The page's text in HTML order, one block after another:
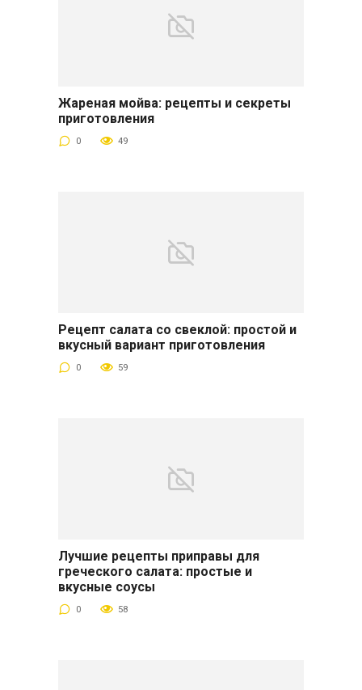
Жареная мойва: рецепты и секреты
приготовления
0 49
Рецепт салата со свеклой: простой и
вкусный вариант приготовления
0 59
Лучшие рецепты приправы для
греческого салата: простые и
вкусные соусы
0 58